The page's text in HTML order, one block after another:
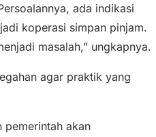
ada indikasi
koperasi simpan pinjam.
masalah,” ungkapnya.
agar praktik yang
pemerintah akan